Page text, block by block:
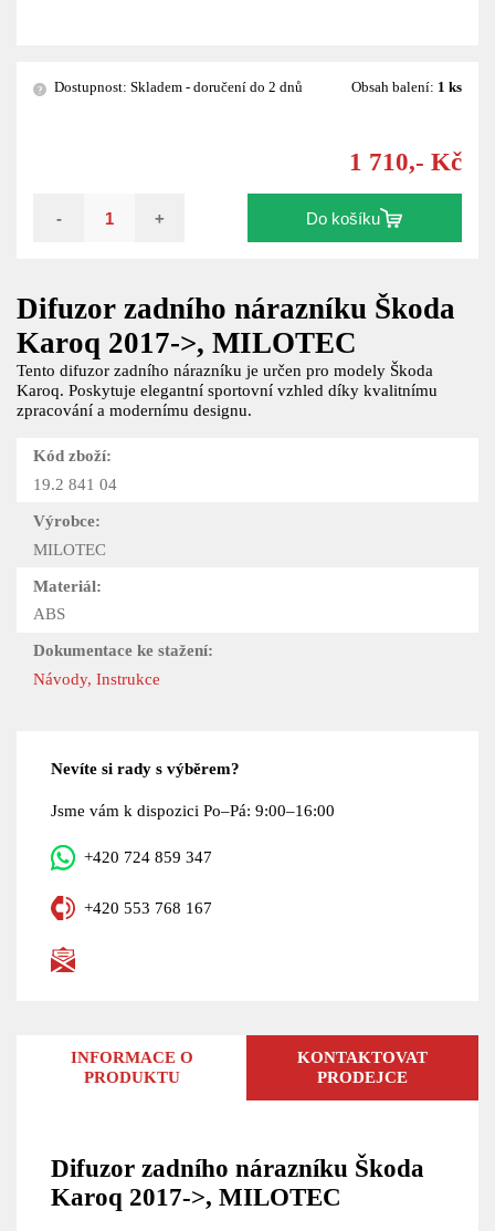
Difuzor zadního nárazníku Škoda
Karoq 2017->, MILOTEC
Tento difuzor zadního nárazníku je určen pro modely Škoda
Karoq. Poskytuje elegantní sportovní vzhled díky kvalitnímu
zpracování a modernímu designu.
Kód zboží:
19.2 841 04
Výrobce:
MILOTEC
Materiál:
ABS
Dokumentace ke stažení:
Návody, Instrukce
? Dostupnost: Skladem - doručení do 2 dnů Obsah balení: 1 ks
1 710,- Kč
- + Do košíku
Nevíte si rady s výběrem?
Jsme vám k dispozici Po–Pá: 9:00–16:00
+420 724 859 347
+420 553 768 167
INFORMACE O
PRODUKTU
KONTAKTOVAT
PRODEJCE
Difuzor zadního nárazníku Škoda
Karoq 2017->, MILOTEC